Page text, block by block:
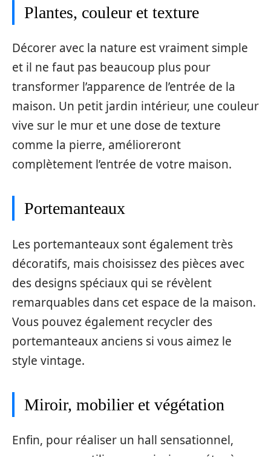
Plantes, couleur et texture
Décorer avec la nature est vraiment simple
et il ne faut pas beaucoup plus pour
transformer l’apparence de l’entrée de la
maison. Un petit jardin intérieur, une couleur
vive sur le mur et une dose de texture
comme la pierre, amélioreront
complètement l’entrée de votre maison.
Portemanteaux
Les portemanteaux sont également très
décoratifs, mais choisissez des pièces avec
des designs spéciaux qui se révèlent
remarquables dans cet espace de la maison.
Vous pouvez également recycler des
portemanteaux anciens si vous aimez le
style vintage.
Miroir, mobilier et végétation
Enfin, pour réaliser un hall sensationnel,